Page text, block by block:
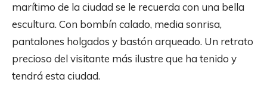
marítimo de la ciudad se le recuerda con una bella
escultura. Con bombín calado, media sonrisa,
pantalones holgados y bastón arqueado. Un retrato
precioso del visitante más ilustre que ha tenido y
tendrá esta ciudad.